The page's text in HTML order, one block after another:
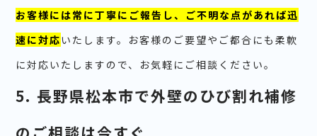
お客様には常に丁寧にご報告し、ご不明な点があれば迅
速に対応いたします。お客様のご要望やご都合にも柔軟
に対応いたしますので、お気軽にご相談ください。
5. 長野県松本市で外壁のひび割れ補修